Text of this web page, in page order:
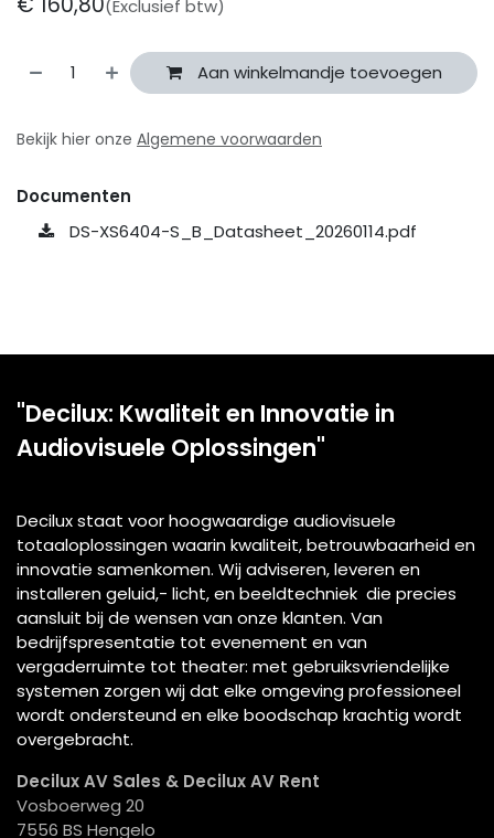
(Exclusief btw)
Aan winkelmandje toevoegen
Bekijk hier onze Algemene voorwaarden
Documenten
DS-XS6404-S_B_Datasheet_20260114.pdf
"Decilux: Kwaliteit en Innovatie in
Audiovisuele Oplossingen"
Decilux staat voor hoogwaardige audiovisuele
totaaloplossingen waarin kwaliteit, betrouwbaarheid en
innovatie samenkomen. Wij adviseren, leveren en
installeren geluid,- licht, en beeldtechniek die precies
aansluit bij de wensen van onze klanten. Van
bedrijfspresentatie tot evenement en van
vergaderruimte tot theater: met gebruiksvriendelijke
systemen zorgen wij dat elke omgeving professioneel
wordt ondersteund en elke boodschap krachtig wordt
overgebracht.
Decilux AV Sales & Decilux AV Rent
Vosboerweg 20
7556 BS Hengelo